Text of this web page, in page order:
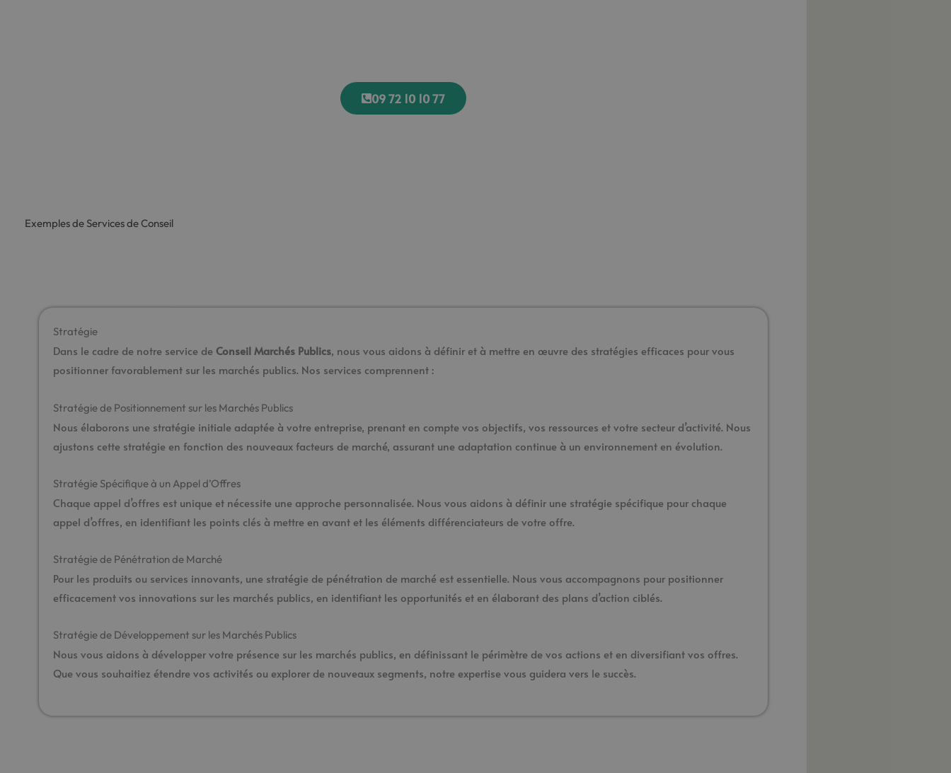
09 72 10 10 77
Exemples de Services de Conseil
Stratégie
Dans le cadre de notre service de Conseil Marchés Publics, nous vous aidons à définir et à mettre en œuvre des stratégies efficaces pour vous
positionner favorablement sur les marchés publics. Nos services comprennent :
Stratégie de Positionnement sur les Marchés Publics
Nous élaborons une stratégie initiale adaptée à votre entreprise, prenant en compte vos objectifs, vos ressources et votre secteur d’activité. Nous
ajustons cette stratégie en fonction des nouveaux facteurs de marché, assurant une adaptation continue à un environnement en évolution.
Stratégie Spécifique à un Appel d’Offres
Chaque appel d’offres est unique et nécessite une approche personnalisée. Nous vous aidons à définir une stratégie spécifique pour chaque
appel d’offres, en identifiant les points clés à mettre en avant et les éléments différenciateurs de votre offre.
Stratégie de Pénétration de Marché
Pour les produits ou services innovants, une stratégie de pénétration de marché est essentielle. Nous vous accompagnons pour positionner
efficacement vos innovations sur les marchés publics, en identifiant les opportunités et en élaborant des plans d’action ciblés.
Stratégie de Développement sur les Marchés Publics
Nous vous aidons à développer votre présence sur les marchés publics, en définissant le périmètre de vos actions et en diversifiant vos offres.
Que vous souhaitiez étendre vos activités ou explorer de nouveaux segments, notre expertise vous guidera vers le succès.